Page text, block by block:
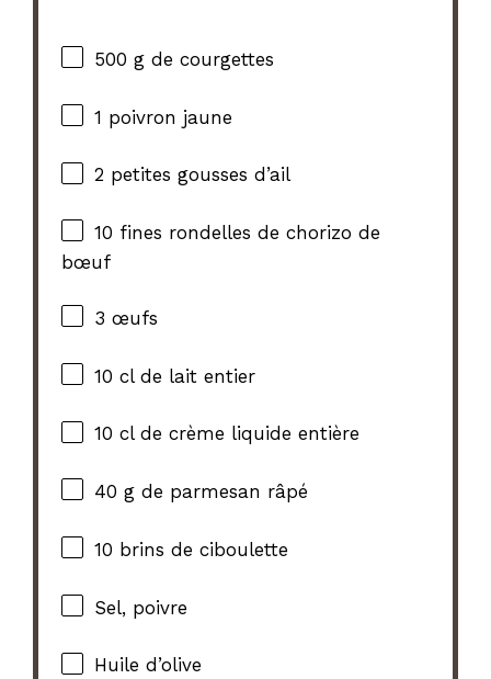
500 g de courgettes
1 poivron jaune
2 petites gousses d’ail
10 fines rondelles de chorizo de
bœuf
3 œufs
10 cl de lait entier
10 cl de crème liquide entière
40 g de parmesan râpé
10 brins de ciboulette
Sel, poivre
Huile d’olive